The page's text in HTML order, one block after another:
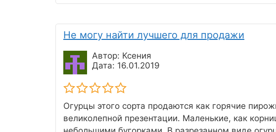
Не могу найти лучшего для продажи
Автор: Ксения
Дата: 16.01.2019
Огурцы этого сорта продаются как горячие
великолепной презентации. Маленькие, как